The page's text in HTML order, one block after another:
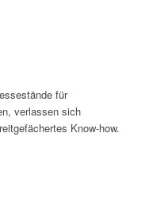
für
verlassen sich
Know-how.